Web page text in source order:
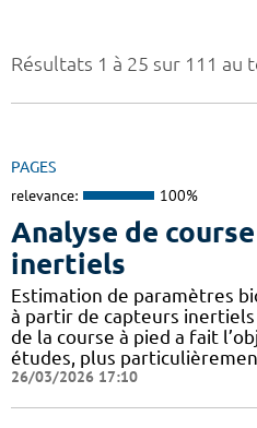
Résultats 1 à 25 sur 111 au
PAGES
relevance: 100%
Analyse de
inertiels
Estimation de paramètres
à partir de capteurs inertiels
de la course à pied a fait
études, plus
26/03/2026 17:10